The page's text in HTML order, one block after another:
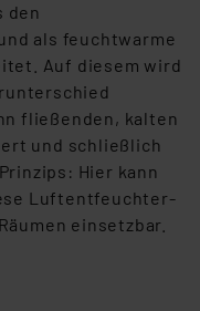
den
als feuchtwarme
Auf diesem wird
fließenden, kalten
und schließlich
Hier kann
Luftentfeuchter-
einsetzbar.